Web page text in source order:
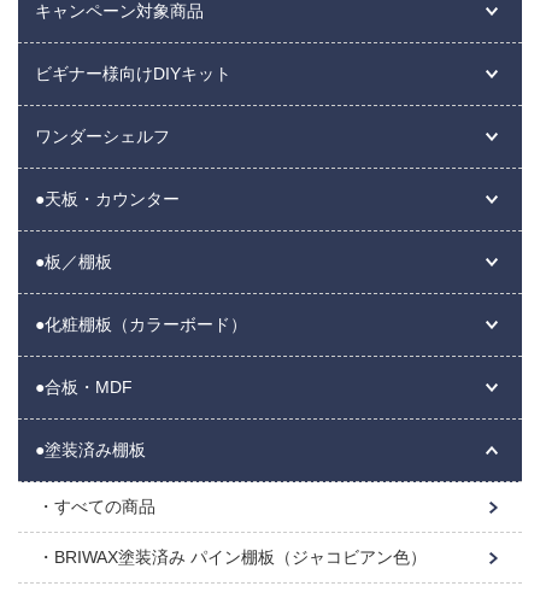
キャンペーン対象商品
ビギナー様向けDIYキット
ワンダーシェルフ
●天板・カウンター
●板／棚板
●化粧棚板（カラーボード）
●合板・MDF
●塗装済み棚板
すべての商品
BRIWAX塗装済み パイン棚板（ジャコビアン色）